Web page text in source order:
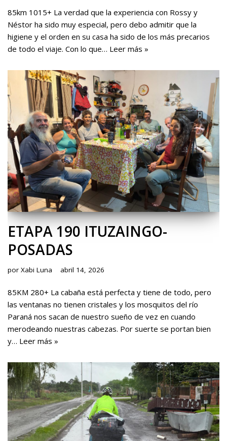
85km 1015+ La verdad que la experiencia con Rossy y
Néstor ha sido muy especial, pero debo admitir que la
higiene y el orden en su casa ha sido de los más precarios
de todo el viaje. Con lo que… Leer más »
ETAPA 190 ITUZAINGO-
POSADAS
por Xabi Luna abril 14, 2026
85KM 280+ La cabaña está perfecta y tiene de todo, pero
las ventanas no tienen cristales y los mosquitos del río
Paraná nos sacan de nuestro sueño de vez en cuando
merodeando nuestras cabezas. Por suerte se portan bien
y… Leer más »